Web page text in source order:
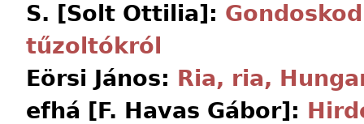
S. [Solt Ottilia]:
tűzoltókról
Eörsi János: Ria, ria,
efhá [F. Havas Gábor]: